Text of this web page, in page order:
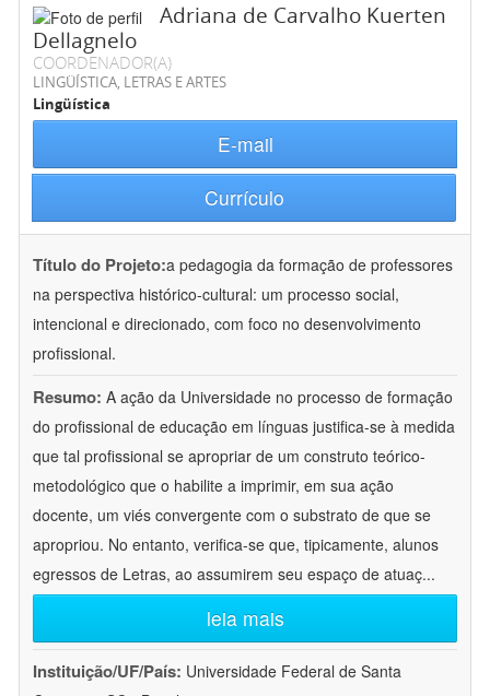
Adriana de Carvalho Kuerten
Dellagnelo
COORDENADOR(A)
LINGÜÍSTICA, LETRAS E ARTES
Lingüística
E-mail
Currículo
Título do Projeto:a pedagogia da formação de professores
na perspectiva histórico-cultural: um processo social,
intencional e direcionado, com foco no desenvolvimento
profissional.
Resumo: A ação da Universidade no processo de formação
do profissional de educação em línguas justifica-se à medida
que tal profissional se apropriar de um construto teórico-
metodológico que o habilite a imprimir, em sua ação
docente, um viés convergente com o substrato de que se
apropriou. No entanto, verifica-se que, tipicamente, alunos
egressos de Letras, ao assumirem seu espaço de atuaç...
leia mais
Instituição/UF/País: Universidade Federal de Santa